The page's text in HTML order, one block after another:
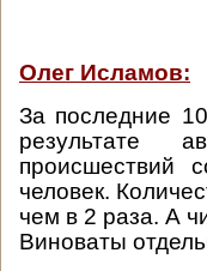
Олег Исламов:
За последние
результате
происшествий
человек.
чем в 2 раза. А
Виноваты